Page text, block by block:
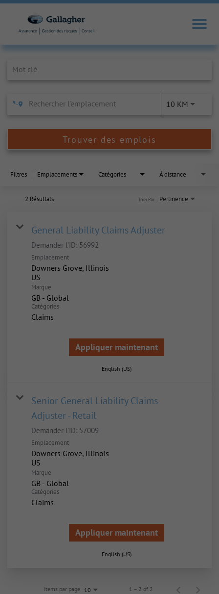
10 KM
Trouver des emplois
Filtres Emplacements Catégories À distance
2 Résultats Pertinence
Trier Par
General Liability Claims Adjuster
Demander l'ID: 56992
Emplacement
Downers Grove, Illinois
Marque
GB - Global
Catégories
Claims
Appliquer maintenant
English (US)
Senior General Liability Claims
Adjuster - Retail
Demander l'ID: 57009
Emplacement
Downers Grove, Illinois
Marque
GB - Global
Catégories
Claims
Appliquer maintenant
English (US)
Items par page 10 1 – 2 of 2